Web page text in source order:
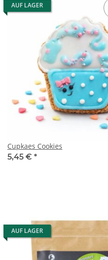
AUF LAGER
Cupkaes Cookies
5,45 € *
AUF LAGER